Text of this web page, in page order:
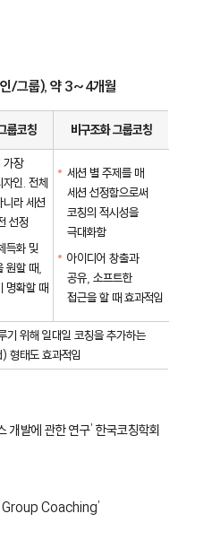
/그룹), 약 3~4개월
룹코칭 비구조화 그룹코칭
가장
인. 전체
라 세션
선정
득화 및
원할 때,
명확할 때
세션 별 주제를 매
세션 선정함으로써
코칭의 적시성을
극대화함
아이디어 창출과
공유, 소프트한
접근을 할 때 효과적임
기 위해 일대일 코칭을 추가하는
형태도 효과적임
개발에 관한 연구’ 한국코칭학회
Coaching’